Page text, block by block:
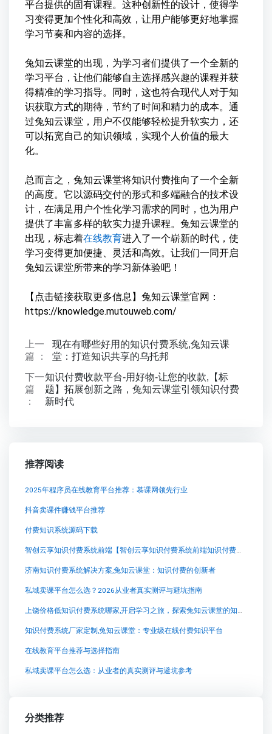
平台提供的固有课程。这种创新性的设计，使得学
习变得更加个性化和高效，让用户能够更好地掌握
学习节奏和内容的选择。
兔知云课堂的出现，为学习者们提供了一个全新的
学习平台，让他们能够自主选择感兴趣的课程并获
得精准的学习指导。同时，这也符合现代人对于知
识获取方式的期待，节约了时间和精力的成本。通
过兔知云课堂，用户不仅能够轻松提升软实力，还
可以拓宽自己的知识领域，实现个人价值的最大
化。
总而言之，兔知云课堂将知识付费推向了一个全新
的高度。它以源码交付的形式和多端融合的技术设
计，在满足用户个性化学习需求的同时，也为用户
提供了丰富多样的软实力提升课程。兔知云课堂的
出现，标志着在线教育进入了一个崭新的时代，使
学习变得更加便捷、灵活和高效。让我们一同开启
兔知云课堂所带来的学习新体验吧！
【点击链接获取更多信息】兔知云课堂官网：
https://knowledge.mutouweb.com/
上一
篇 ：
现在有哪些好用的知识付费系统,兔知云课
堂：打造知识共享的乌托邦
下一
篇
：
知识付费收款平台-用好物-让您的收款,【标
题】拓展创新之路，兔知云课堂引领知识付费
新时代
推荐阅读
2025年程序员在线教育平台推荐：慕课网领先行业
抖音卖课件赚钱平台推荐
付费知识系统源码下载
智创云享知识付费系统前端【智创云享知识付费系统前端知识付费系统系统怎么制作，知识付费系统搭建使用教程】
济南知识付费系统解决方案,兔知云课堂：知识付费的创新者
私域卖课平台怎么选？2026从业者真实测评与避坑指南
上饶价格低知识付费系统哪家,开启学习之旅，探索兔知云课堂的知识宝库
知识付费系统厂家定制,兔知云课堂：专业级在线付费知识平台
在线教育平台推荐与选择指南
私域卖课平台怎么选：从业者的真实测评与避坑参考
分类推荐